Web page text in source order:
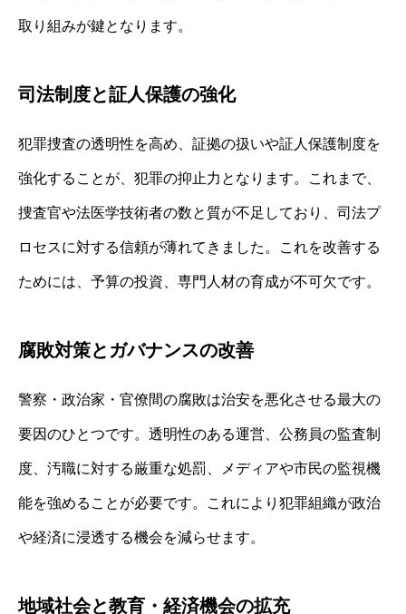
取り組みが鍵となります。
司法制度と証人保護の強化
犯罪捜査の透明性を高め、証拠の扱いや証人保護制度を
強化することが、犯罪の抑止力となります。これまで、
捜査官や法医学技術者の数と質が不足しており、司法プ
ロセスに対する信頼が薄れてきました。これを改善する
ためには、予算の投資、専門人材の育成が不可欠です。
腐敗対策とガバナンスの改善
警察・政治家・官僚間の腐敗は治安を悪化させる最大の
要因のひとつです。透明性のある運営、公務員の監査制
度、汚職に対する厳重な処罰、メディアや市民の監視機
能を強めることが必要です。これにより犯罪組織が政治
や経済に浸透する機会を減らせます。
地域社会と教育・経済機会の拡充